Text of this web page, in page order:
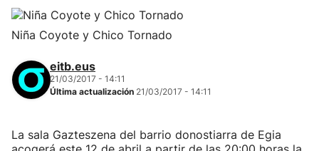
Niña Coyote y Chico Tornado
eitb.eus
21/03/2017 - 14:11
Última actualización 21/03/2017 - 14:11
La sala Gazteszena del barrio donostiarra de Egia